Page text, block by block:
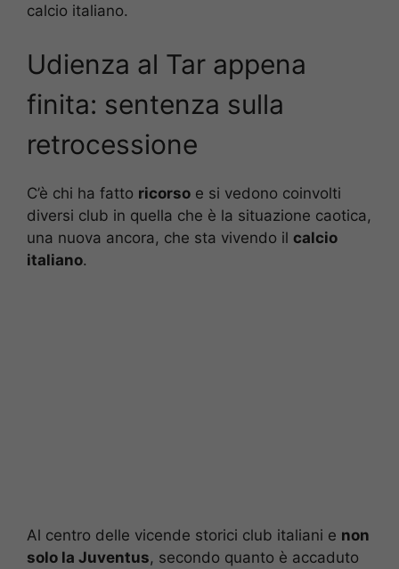
calcio italiano.
Udienza al Tar appena
finita: sentenza sulla
retrocessione
C’è chi ha fatto ricorso e si vedono coinvolti
diversi club in quella che è la situazione caotica,
una nuova ancora, che sta vivendo il calcio
italiano.
Al centro delle vicende storici club italiani e non
solo la Juventus, secondo quanto è accaduto